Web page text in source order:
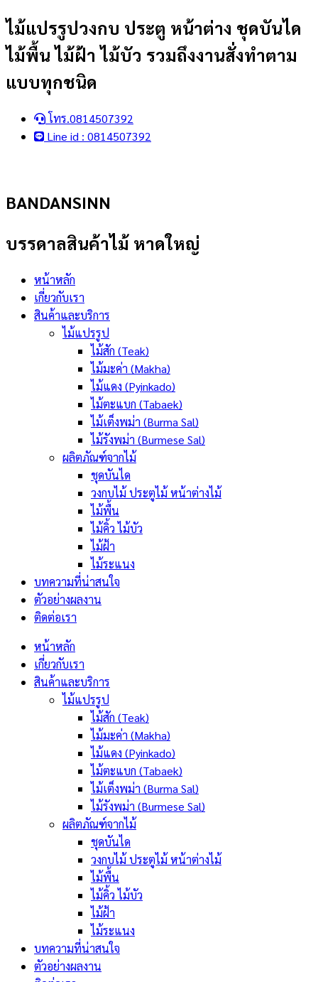
Skip
content
ไม้แปรรูปวงกบ ประตู หน้าต่าง ชุดบันได
ไม้พื้น ไม้ฝ้า ไม้บัว รวมถึงงานสั่งทำตาม
แบบทุกชนิด
โทร.0814507392
Line id : 0814507392
BANDANSINN
บรรดาลสินค้าไม้ หาดใหญ่
หน้าหลัก
เกี่ยวกับเรา
สินค้าและบริการ
ไม้แปรรูป
ไม้สัก (Teak)
ไม้มะค่า (Makha)
ไม้แดง (Pyinkado)
ไม้ตะแบก (Tabaek)
ไม้เต็งพม่า (Burma Sal)
ไม้รังพม่า (Burmese Sal)
ผลิตภัณฑ์จากไม้
ชุดบันได
วงกบไม้ ประตูไม้ หน้าต่างไม้
ไม้พื้น
ไม้คิ้ว ไม้บัว
ไม้ฝ้า
ไม้ระแนง
บทความที่น่าสนใจ
ตัวอย่างผลงาน
ติดต่อเรา
หน้าหลัก
เกี่ยวกับเรา
สินค้าและบริการ
ไม้แปรรูป
ไม้สัก (Teak)
ไม้มะค่า (Makha)
ไม้แดง (Pyinkado)
ไม้ตะแบก (Tabaek)
ไม้เต็งพม่า (Burma Sal)
ไม้รังพม่า (Burmese Sal)
ผลิตภัณฑ์จากไม้
ชุดบันได
วงกบไม้ ประตูไม้ หน้าต่างไม้
ไม้พื้น
ไม้คิ้ว ไม้บัว
ไม้ฝ้า
ไม้ระแนง
บทความที่น่าสนใจ
ตัวอย่างผลงาน